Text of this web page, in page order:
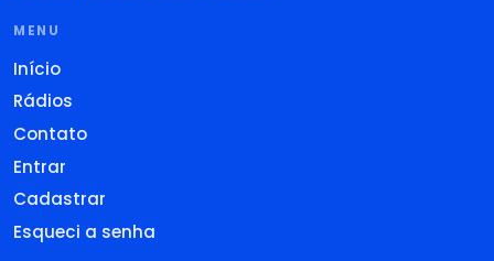
MENU
Início
Rádios
Contato
Entrar
Cadastrar
Esqueci a senha